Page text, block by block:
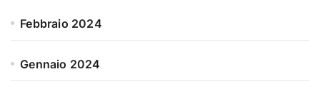
Febbraio 2024
Gennaio 2024